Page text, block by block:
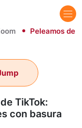
Peleamos de
TikTok:
con basura